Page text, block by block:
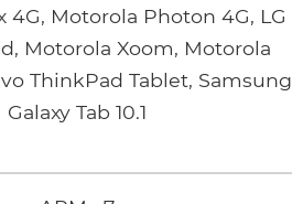
4G, Motorola Photon 4G, LG
Motorola Xoom, Motorola
ThinkPad Tablet, Samsung
Galaxy Tab 10.1